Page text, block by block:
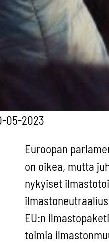
05-2023
Euroopan
on oikea, mutta
nykyiset
EU:n
toimia